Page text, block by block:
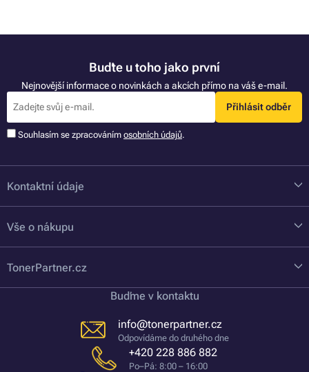
Buďte u toho jako první
Nejnovější informace o novinkách a akcích přímo na váš e-mail.
Přihlásit odběr
Souhlasím se zpracováním osobních údajů.
Kontaktní údaje
Vše o nákupu
TonerPartner.cz
Buďme v kontaktu
info@tonerpartner.cz
Odpovídáme do druhého dne
+420 228 886 882
Po–Pá: 8:00 – 16:00